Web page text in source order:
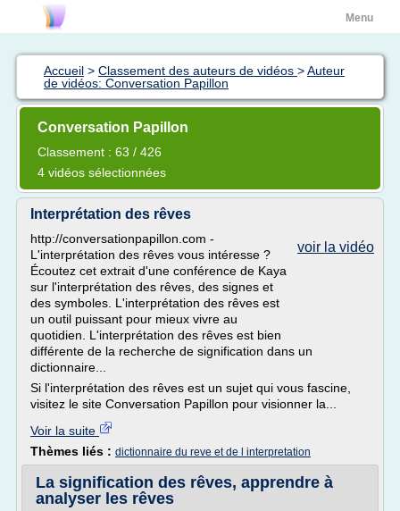
Menu
Accueil > Classement des auteurs de vidéos >Auteur
de vidéos: Conversation Papillon
Conversation Papillon
Classement : 63 / 426
4 vidéos sélectionnées
Interprétation des rêves
voir la vidéo
http://conversationpapillon.com -
L'interprétation des rêves vous intéresse ?
Écoutez cet extrait d'une conférence de Kaya
sur l'interprétation des rêves, des signes et
des symboles. L'interprétation des rêves est
un outil puissant pour mieux vivre au
quotidien. L'interprétation des rêves est bien
différente de la recherche de signification dans un
dictionnaire...
Si l'interprétation des rêves est un sujet qui vous fascine,
visitez le site Conversation Papillon pour visionner la...
Voir la suite
Thèmes liés : dictionnaire du reve et de l interpretation
La signification des rêves, apprendre à
analyser les rêves